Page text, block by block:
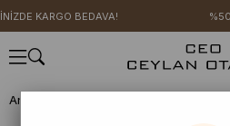
%50'YE VARAN
Anasayfa